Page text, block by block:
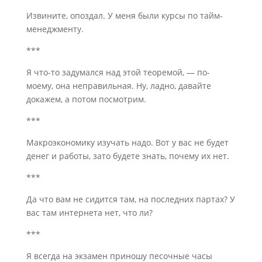
Извините, опоздал. У меня были курсы по тайм-
менеджменту.
***
Я что-то задумался над этой теоремой, — по-
моему, она неправильная. Ну, ладно, давайте
докажем, а потом посмотрим.
***
Макроэкономику изучать надо. Вот у вас не будет
денег и работы, зато будете знать, почему их нет.
***
Да что вам не сидится там, на последних партах? У
вас там интернета нет, что ли?
***
Я всегда на экзамен приношу песочные часы